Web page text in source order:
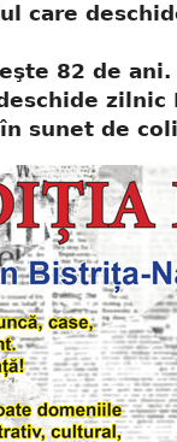
care
82 de
zilnic
sunet de